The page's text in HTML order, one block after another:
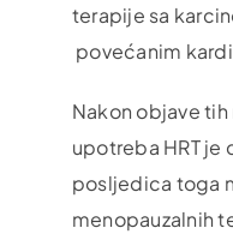
terapije sa
povećanim
Nakon objave
upotreba HRT je
posljedica toga
menopauzalnih